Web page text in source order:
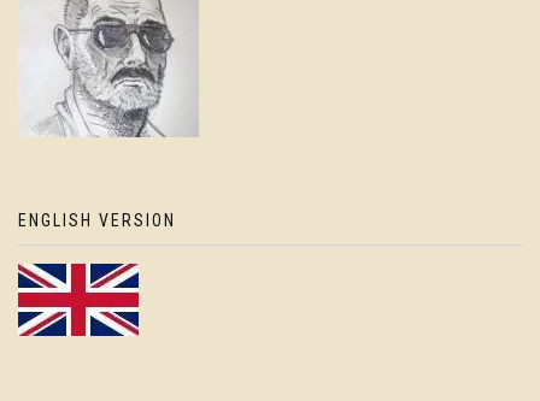
ENGLISH VERSION